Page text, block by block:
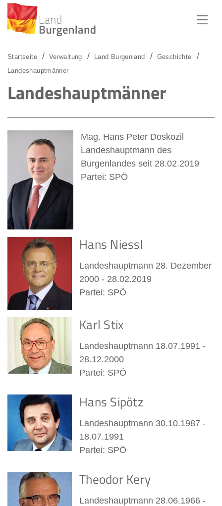
Startseite Verwaltung Land Burgenland
Geschichte
Landeshauptmänner
Landeshauptmänner
Mag. Hans Peter Doskozil
Landeshauptmann des
Burgenlandes seit 28.02.2019
Partei: SPÖ
Hans Niessl
Landeshauptmann 28. Dezember
2000 - 28.02.2019
Partei: SPÖ
Karl Stix
Landeshauptmann 18.07.1991 -
28.12.2000
Partei: SPÖ
Hans Sipötz
Landeshauptmann 30.10.1987 -
18.07.1991
Partei: SPÖ
Theodor Kery
Landeshauptmann 28.06.1966 -